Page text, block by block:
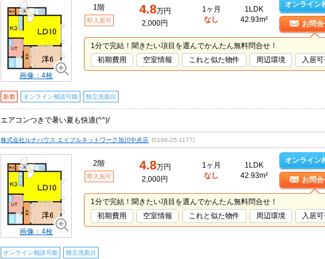
画像：4枚
1階
即入居可
4.8万円
2,000円
1ヶ月
なし
1LDK
42.93m²
オンライン
お問合
1分で完結！聞きたい項目を選んでかんたん無料問合せ！
初期費用
空室情報 これと似た物件 周辺環境 入居
新着 オンライン相談可能 独立洗面台
エアコンつきで暑い夏も快適(^^)/
株式会社ルナハウス エイブルネットワーク旭川中央店 (0166-25-1177)
画像：4枚
2階
即入居可
4.8万円
2,000円
1ヶ月
なし
1LDK
42.93m²
オンライン
お問合
1分で完結！聞きたい項目を選んでかんたん無料問合せ！
初期費用
空室情報 これと似た物件 周辺環境 入居
オンライン相談可能 独立洗面台